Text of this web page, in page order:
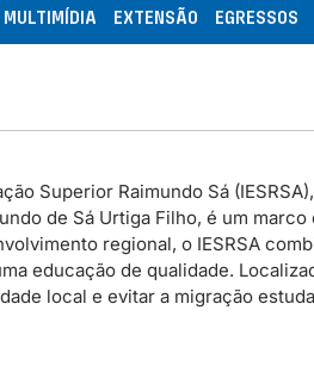
MULTIMÍDIA EXTENSÃO EGRESSOS
Superior Raimundo Sá
de Sá Urtiga Filho, é um
regional, o IESRSA
educação de qualidade.
local e evitar a migração